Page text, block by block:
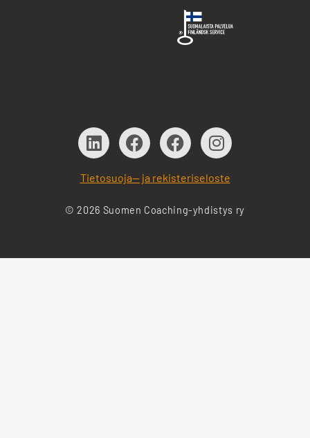
Tietosuoja— ja rekisteriseloste
© 2026 Suomen Coaching-yhdistys ry